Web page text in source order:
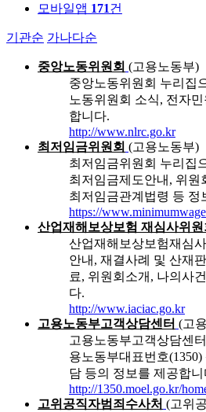
모바일앱 171건
기관순 가나다순
중앙노동위원회 (고용노동부)
중앙노동위원회 누리집
노동위원회 소식, 전자
합니다.
http://www.nlrc.go.kr
최저임금위원회 (고용노동부)
최저임금위원회 누리집
최저임금제도안내, 위원
최저임금관계법령 등 정
https://
산업재해보상보험 재심사위원
산업재해보상보험재심
안내, 재결사례 및 산재
료, 위원회소개, 나의사
다.
http://www.iaciac.go.kr
고용노동부고객상담센터 (고
고용노동부고객상담센
용노동부대표번호
담 등의 정보를 제공합니
http://1350.moel.go.kr/
고위공직자범죄수사처 (고위